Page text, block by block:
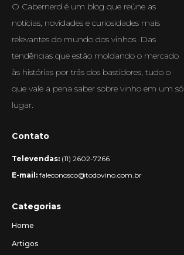
O Cabernerd é um blog que reúne as
notícias, novidades e curiosidades mais
relevantes do mundo dos vinhos. Das
tendências que estão moldando o mercado
às histórias por trás dos bastidores, tudo o
que vale a pena saber sobre vinho em um só
lugar.
Contato
Televendas: (11) 2602-7266
E-mail: faleconosco@todovino.com.br
Categorias
Home
Artigos